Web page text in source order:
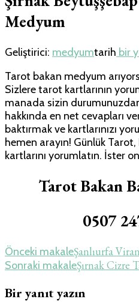
Medyum
Geliştirici: medyumtarih
için
bir
Tarot bakan medyum
Sizlere tarot kartlarının
manada sizin
hakkında en net cevapları
baktırmak ve kartlarınızı
hemen arayın! Günlük
kartlarını yorumlatın. İster
Tarot Bakan
0507
Yazı
dolaşımı
Önceki makaleŞanlıurfa
Sonraki makaleŞırnak Cizre
Bir yanıt yazın